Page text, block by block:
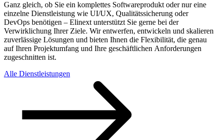
Ganz gleich, ob Sie ein komplettes Softwareprodukt oder nur eine
einzelne Dienstleistung wie UI/UX, Qualitätssicherung oder
DevOps benötigen – Elinext unterstützt Sie gerne bei der
Verwirklichung Ihrer Ziele. Wir entwerfen, entwickeln und skalieren
zuverlässige Lösungen und bieten Ihnen die Flexibilität, die genau
auf Ihren Projektumfang und Ihre geschäftlichen Anforderungen
zugeschnitten ist.
Alle Dienstleistungen